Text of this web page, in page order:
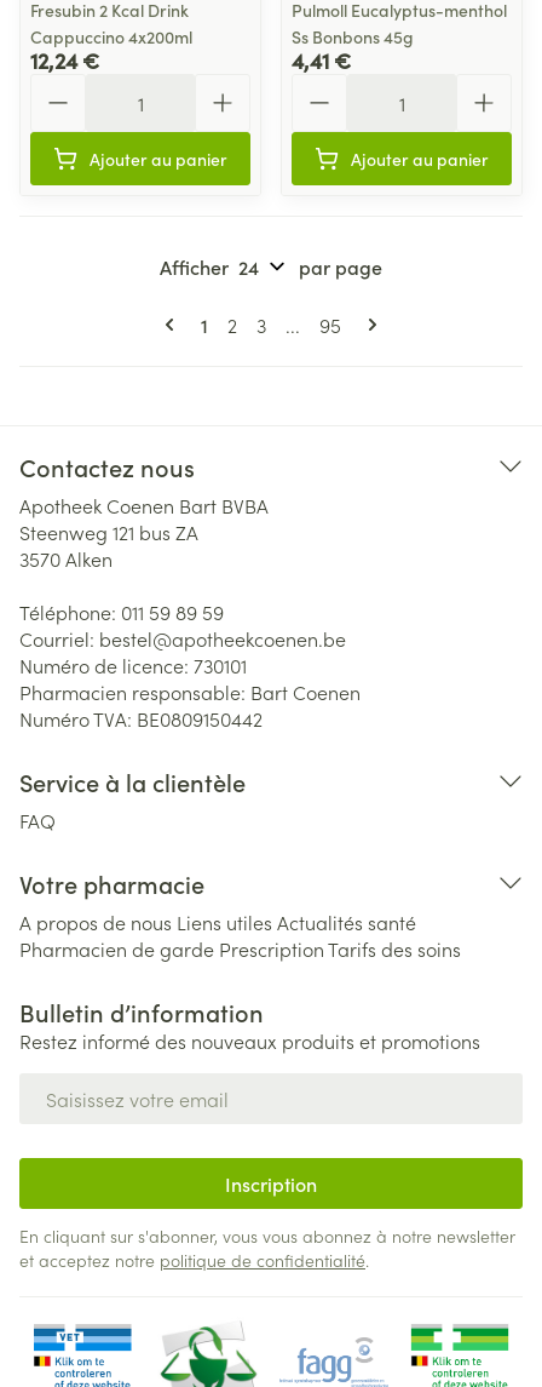
Fresubin 2 Kcal Drink
Cappuccino 4x200ml
12,24 €
Ajouter au panier
Pulmoll Eucalyptus-menthol
Ss Bonbons 45g
4,41 €
Ajouter au panier
Pages
Vous lisez actuellement la page
1 Page
2 Page
3 ... Page
95
Afficher par page
Contactez nous
Apotheek Coenen Bart BVBA
Steenweg 121 bus ZA
3570Alken
Téléphone: 011 59 89 59
Courriel: bestel@apotheekcoenen.be
Numéro de licence: 730101
Pharmacien responsable: Bart Coenen
Numéro TVA: BE0809150442
Service à la clientèle
FAQ
Votre pharmacie
A propos de nous Liens utiles Actualités santé
Pharmacien de garde PrescriptionTarifs des soins
Bulletin d’information
Restez informé des nouveaux produits et promotions
Inscription
En cliquant sur s'abonner, vous vous abonnez à notre newsletter
et acceptez notre politique de confidentialité.